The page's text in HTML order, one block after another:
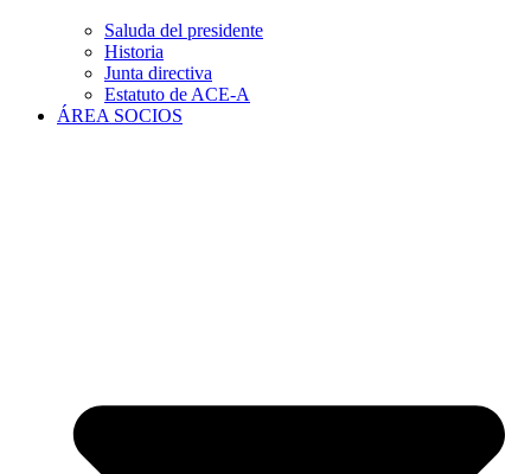
Saluda del presidente
Historia
Junta directiva
Estatuto de ACE-A
ÁREA SOCIOS